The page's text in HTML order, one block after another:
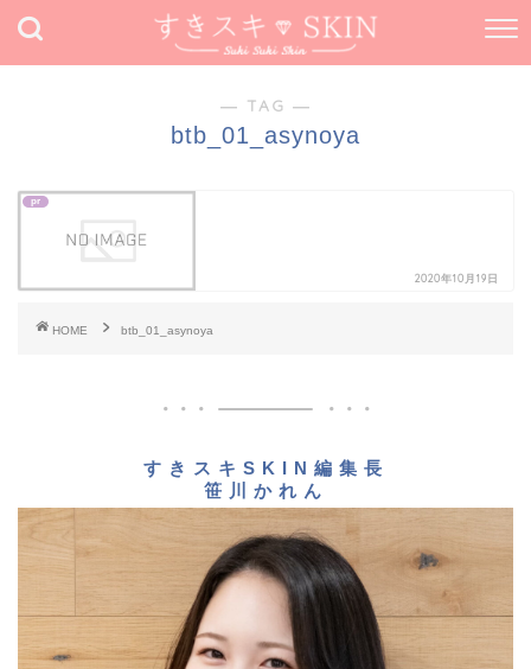
― TAG ―
btb_01_asynoya
pr
2020年10月19日
HOME btb_01_asynoya
すきスキSKIN編集長
笹川かれん